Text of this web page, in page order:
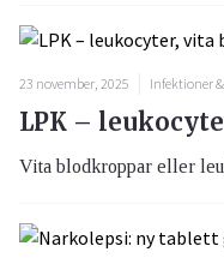
23 november, 2025 Infektioner
LPK –
Vita blodkroppar eller